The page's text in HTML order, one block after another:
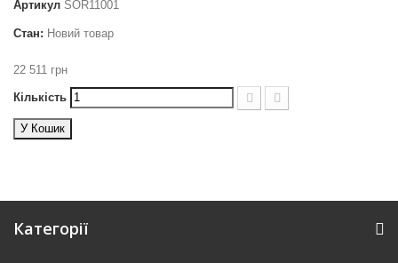
Артикул SOR11001
Стан: Новий товар
22 511 грн
Кількість
У Кошик
Категорії